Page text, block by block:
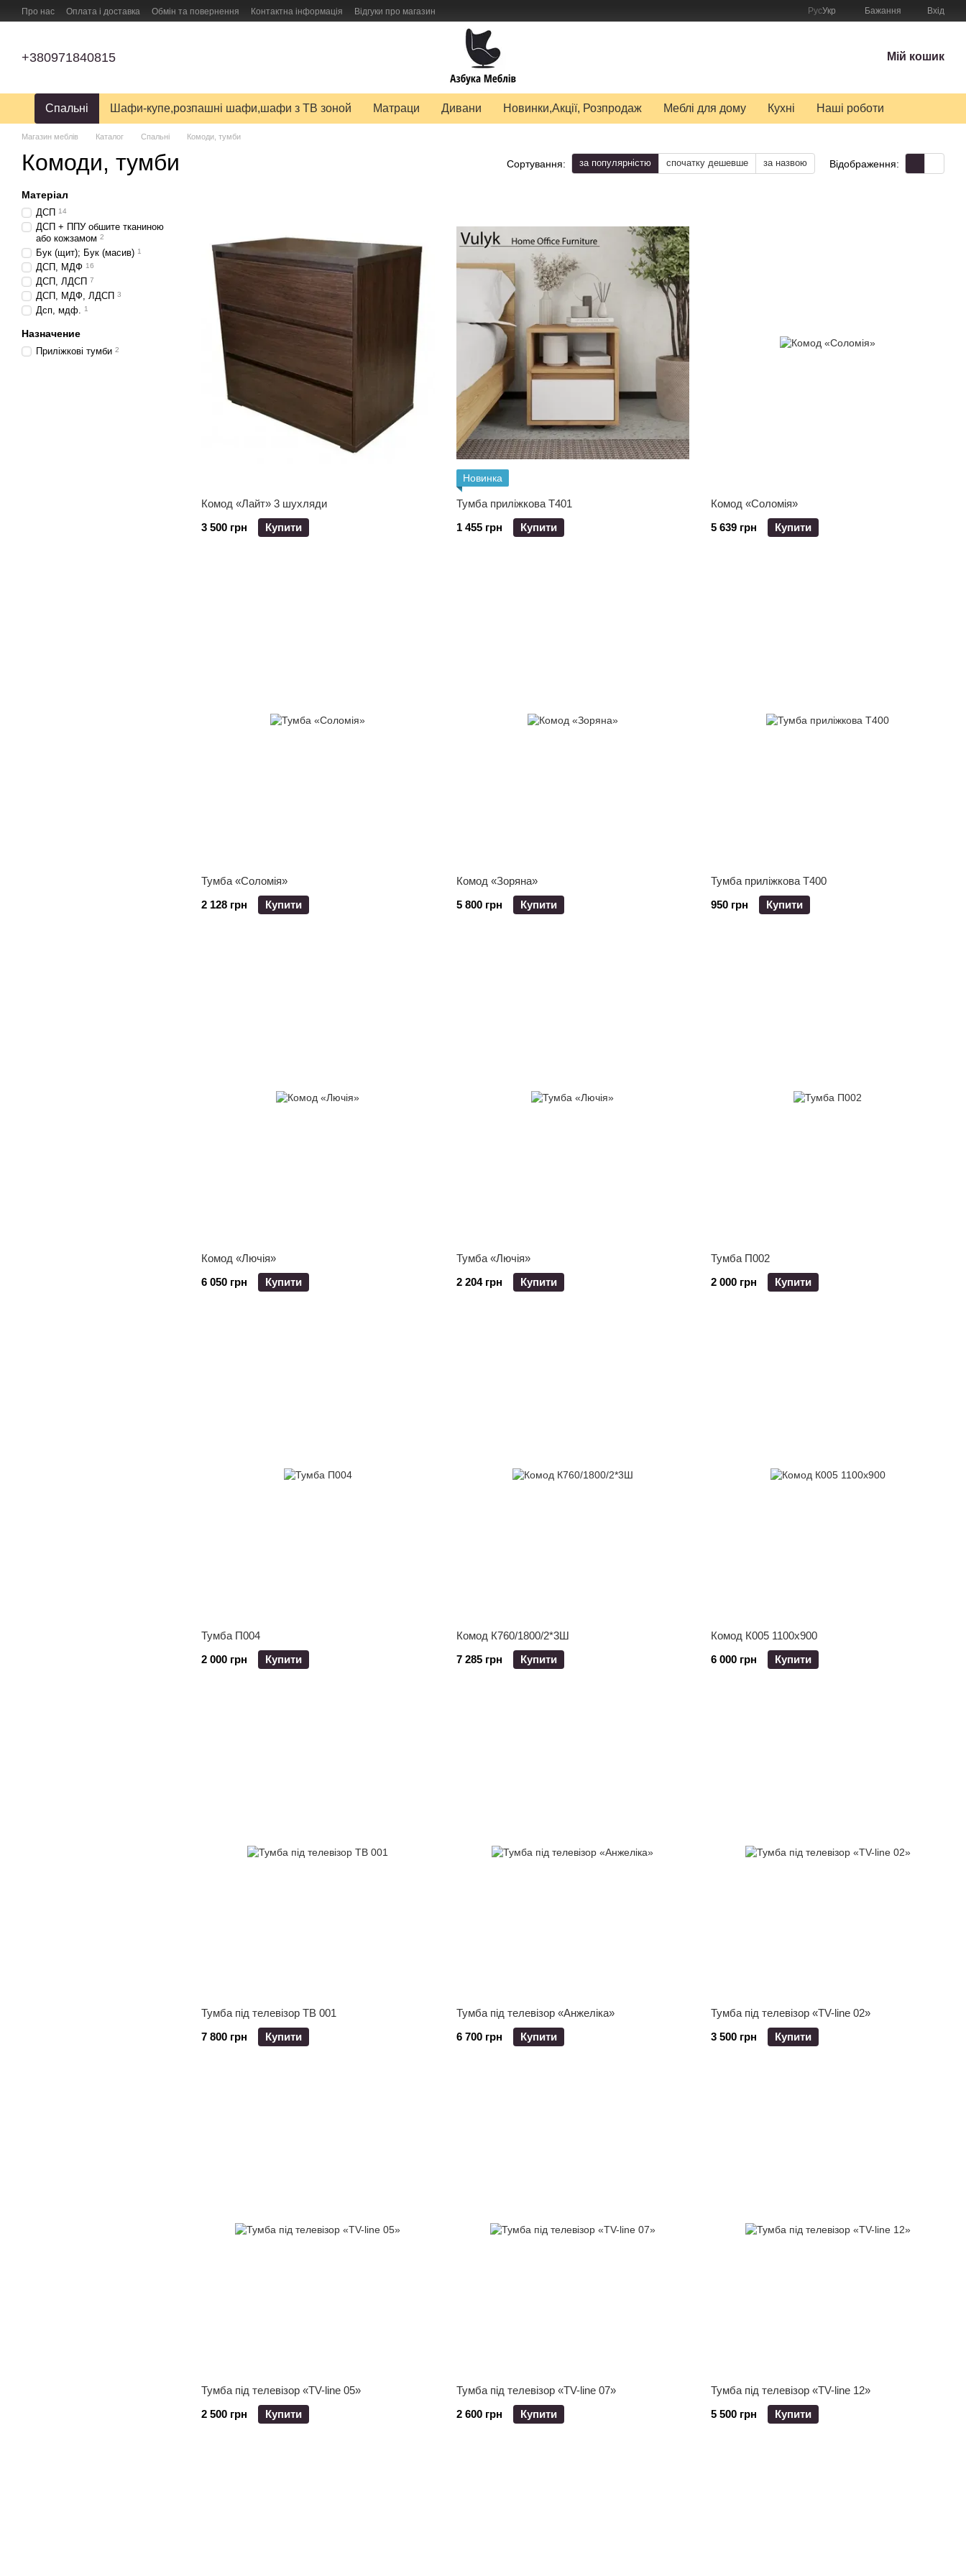
Перейти до основного контенту
Про нас Оплата і доставка Обмін та повернення Контактна інформація
Відгуки про магазин
РусУкр Бажання Вхід
+380971840815 Мій кошик
Спальні Шафи-купе,розпашні шафи,шафи з ТВ зоной Матраци Дивани Новинки,Акції, Розпродаж Меблі для дому Кухні Наші роботи
Магазин меблів Каталог Спальні Комоди, тумби
Комоди, тумби Сортування: за популярністю спочатку дешевше за назвою Відображення:
Комод «Лайт» 3 шухляди
3 500 грн
Купити
Новинка
Тумба приліжкова Т401
1 455 грн
Купити
Комод «Соломія»
5 639 грн
Купити
Тумба «Соломія»
2 128 грн
Купити
Комод «Зоряна»
5 800 грн
Купити
Тумба приліжкова Т400
950 грн
Купити
Комод «Лючія»
6 050 грн
Купити
Тумба «Лючія»
2 204 грн
Купити
Тумба П002
2 000 грн
Купити
Тумба П004
2 000 грн
Купити
Комод К760/1800/2*3Ш
7 285 грн
Купити
Комод К005 1100х900
6 000 грн
Купити
Тумба під телевізор ТВ 001
7 800 грн
Купити
Тумба під телевізор «Анжеліка»
6 700 грн
Купити
Тумба під телевізор «TV-line 02»
3 500 грн
Купити
Тумба під телевізор «TV-line 05»
2 500 грн
Купити
Тумба під телевізор «TV-line 07»
2 600 грн
Купити
Тумба під телевізор «TV-line 12»
5 500 грн
Купити
Матеріал
ДСП 14
ДСП + ППУ обшите тканиною
або кожзамом 2
Бук (щит); Бук (масив) 1
ДСП, МДФ 16
ДСП, ЛДСП 7
ДСП, МДФ, ЛДСП 3
Дсп, мдф. 1
Назначение
Приліжкові тумби 2